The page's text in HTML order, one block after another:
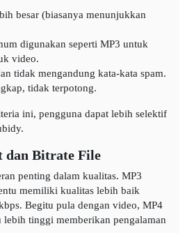
besar (biasanya menunjukkan
digunakan seperti MP3 untuk
video.
tidak mengandung kata-kata spam.
tidak terpotong.
ini, pengguna dapat lebih selektif
dan Bitrate File
penting dalam kualitas. MP3
memiliki kualitas lebih baik
Begitu pula dengan video, MP4
lebih tinggi memberikan pengalaman